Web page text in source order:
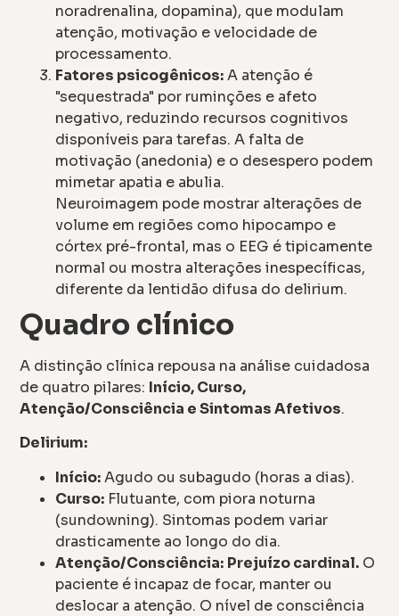
noradrenalina, dopamina), que modulam
atenção, motivação e velocidade de
processamento.
Fatores psicogênicos:A atenção é
"sequestrada" por ruminções e afeto
negativo, reduzindo recursos cognitivos
disponíveis para tarefas. A falta de
motivação (anedonia) e o desespero podem
mimetar apatia e abulia.
Neuroimagem pode mostrar alterações de
volume em regiões como hipocampo e
córtex pré-frontal, mas o EEG é tipicamente
normal ou mostra alterações inespecíficas,
diferente da lentidão difusa do delirium.
Quadro clínico
A distinção clínica repousa na análise cuidadosa
de quatro pilares: Início, Curso,
Atenção/Consciência e Sintomas Afetivos.
Delirium:
Início:Agudo ou subagudo (horas a dias).
Curso: Flutuante, com piora noturna
(sundowning). Sintomas podem variar
drasticamente ao longo do dia.
Atenção/Consciência: Prejuízo cardinal. O
paciente é incapaz de focar, manter ou
deslocar a atenção. O nível de consciência